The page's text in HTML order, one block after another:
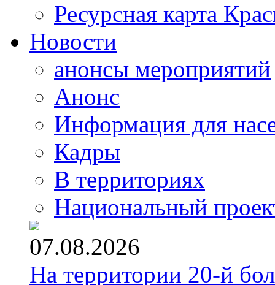
Ресурсная карта
Новости
анонсы мероприятий
Анонс
Информация для
Кадры
В территориях
Национальный
07.08.2026
На территории 20-й